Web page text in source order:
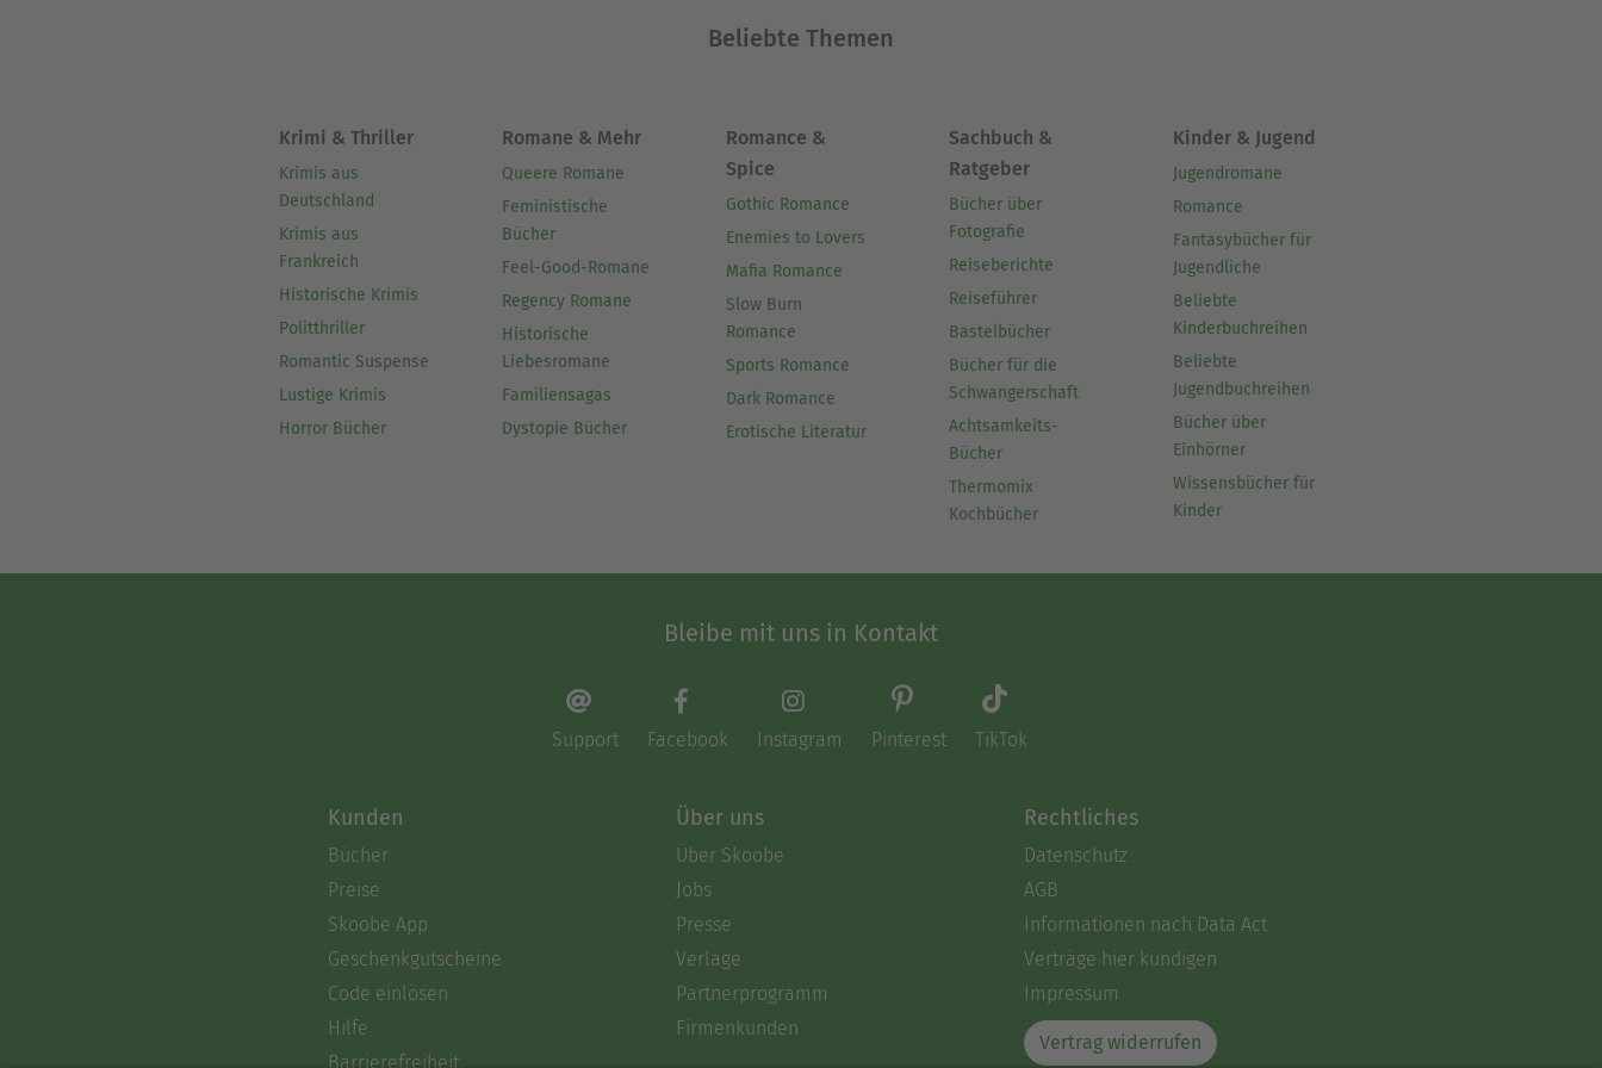
Beliebte Themen
Krimi & Thriller
Krimis aus
Deutschland
Krimis aus
Frankreich
Historische Krimis
Politthriller
Romantic Suspense
Lustige Krimis
Horror Bücher
Romane & Mehr
Queere Romane
Feministische
Bücher
Feel-Good-Romane
Regency Romane
Historische
Liebesromane
Familiensagas
Dystopie Bücher
Romance &
Spice
Gothic Romance
Enemies to Lovers
Mafia Romance
Slow Burn
Romance
Sports Romance
Dark Romance
Erotische Literatur
Sachbuch &
Ratgeber
Bücher über
Fotografie
Reiseberichte
Reiseführer
Bastelbücher
Bücher für die
Schwangerschaft
Achtsamkeits-
Bücher
Thermomix
Kochbücher
Kinder & Jugend
Jugendromane
Romance
Fantasybücher für
Jugendliche
Beliebte
Kinderbuchreihen
Beliebte
Jugendbuchreihen
Bücher über
Einhörner
Wissensbücher für
Kinder
Bleibe mit uns in Kontakt
Support Facebook Instagram Pinterest TikTok
Kunden
Bücher
Preise
Skoobe App
Geschenkgutscheine
Code einlösen
Hilfe
Barrierefreiheit
Über uns
Über Skoobe
Jobs
Presse
Verlage
Partnerprogramm
Firmenkunden
Rechtliches
Datenschutz
AGB
Informationen nach Data Act
Verträge hier kündigen
Impressum
Vertrag widerrufen